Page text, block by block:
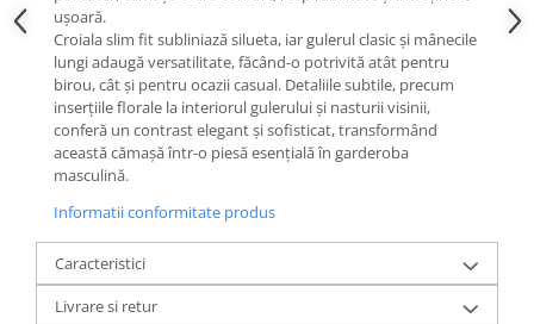
ușoară.
Croiala slim fit subliniază silueta, iar gulerul clasic și mânecile
lungi adaugă versatilitate, făcând-o potrivită atât pentru
birou, cât și pentru ocazii casual. Detaliile subtile, precum
inserțiile florale la interiorul gulerului și nasturii visinii,
conferă un contrast elegant și sofisticat, transformând
această cămașă într-o piesă esențială în garderoba
masculină.
Informatii conformitate produs
Caracteristici
Livrare si retur